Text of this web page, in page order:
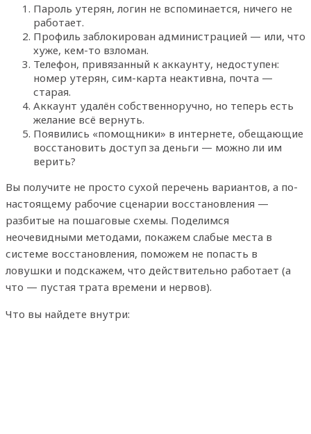
Пароль утерян, логин не вспоминается, ничего не
работает.
Профиль заблокирован администрацией — или, что
хуже, кем-то взломан.
Телефон, привязанный к аккаунту, недоступен:
номер утерян, сим-карта неактивна, почта —
старая.
Аккаунт удалён собственноручно, но теперь есть
желание всё вернуть.
Появились «помощники» в интернете, обещающие
восстановить доступ за деньги — можно ли им
верить?
Вы получите не просто сухой перечень вариантов, а по-
настоящему рабочие сценарии восстановления —
разбитые на пошаговые схемы. Поделимся
неочевидными методами, покажем слабые места в
системе восстановления, поможем не попасть в
ловушки и подскажем, что действительно работает (а
что — пустая трата времени и нервов).
Что вы найдете внутри: